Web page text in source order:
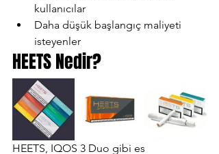
kullanıcılar
Daha düşük başlangıç maliyeti
isteyenler
HEETS Nedir?
HEETS, IQOS 3 Duo gibi es